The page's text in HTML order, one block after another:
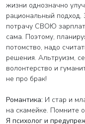
жизни однозначно
рациональный
потрачу СВОЮ
сама. Поэтому,
потомство, надо
решения. Альтруизм,
волонтерство и
не про брак!
Романтика: И стар и
на скамейке. Помните
Я психолог и